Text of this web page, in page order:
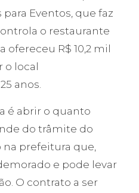
Eventos, que faz
o restaurante
ofereceu R$ 10,2 mil
o local
anos.
é abrir o quanto
do trâmite do
prefeitura que,
e pode levar
O contrato a ser